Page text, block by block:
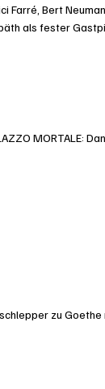
Farré, Bert
als fester
MORTALE:
zu Goethe